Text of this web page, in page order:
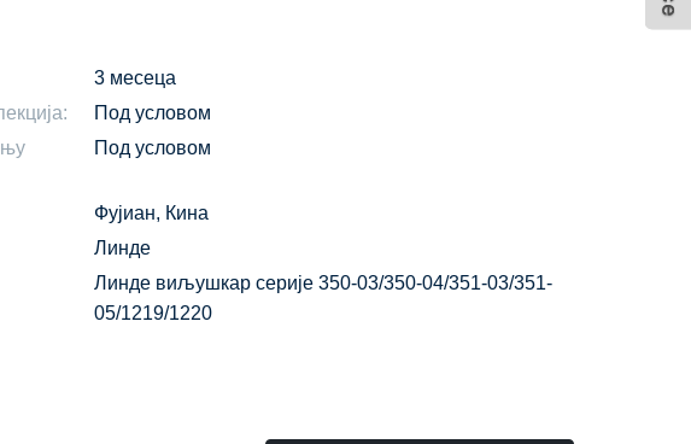
3 месеца
Под условом
Под условом
Фујиан, Кина
Линде
Линде виљушкар серије 350-03/350-04/351-03/351-
05/1219/1220